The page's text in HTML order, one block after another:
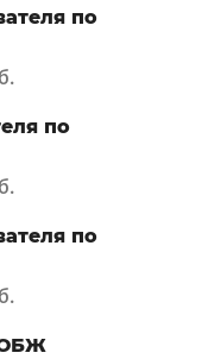
по
по
по
ОБЖ